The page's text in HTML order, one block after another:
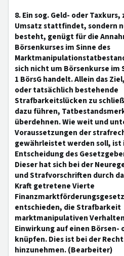
8. Ein sog. Geld- oder
Umsatz stattfindet, sondern
besteht, genügt für die
Börsenkurses im Sinne des
sich nicht um Börsenkurse im
1 BörsG handelt. Allein das
oder tatsächlich bestehende
Strafbarkeitslücken zu
dazu führen,
überdehnen. Wie weit und
Voraussetzungen der
gewährleistet werden soll, ist
Entscheidung des
Dieser hat sich bei der
und Strafvorschriften durch
Kraft getretene Vierte
entschieden, die Strafbarkeit
marktmanipulativen
Einwirkung auf einen Börsen-
knüpfen. Dies ist bei der
hinzunehmen. (Bearbeiter)